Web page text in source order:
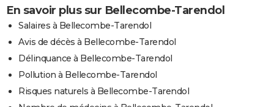
En savoir plus sur Bellecombe-Tarendol
Salaires à Bellecombe-Tarendol
Avis de décès à Bellecombe-Tarendol
Délinquance à Bellecombe-Tarendol
Pollution à Bellecombe-Tarendol
Risques naturels à Bellecombe-Tarendol